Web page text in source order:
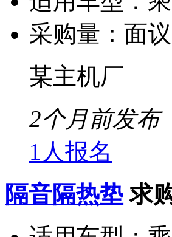
采购量： 面议
某主机厂
2个月前发布
1人报名
隔音隔热垫 求